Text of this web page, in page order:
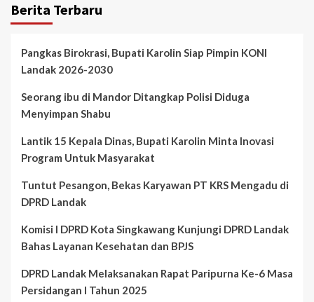
Berita Terbaru
Pangkas Birokrasi, Bupati Karolin Siap Pimpin KONI
Landak 2026-2030
Seorang ibu di Mandor Ditangkap Polisi Diduga
Menyimpan Shabu
Lantik 15 Kepala Dinas, Bupati Karolin Minta Inovasi
Program Untuk Masyarakat
Tuntut Pesangon, Bekas Karyawan PT KRS Mengadu di
DPRD Landak
Komisi I DPRD Kota Singkawang Kunjungi DPRD Landak
Bahas Layanan Kesehatan dan BPJS
DPRD Landak Melaksanakan Rapat Paripurna Ke-6 Masa
Persidangan I Tahun 2025